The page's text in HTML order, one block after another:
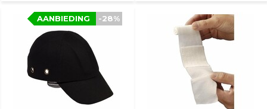
-28%
AANBIEDING